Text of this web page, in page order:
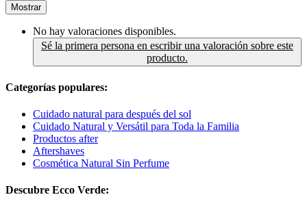
Mostrar
No hay valoraciones disponibles.
Sé la primera persona en escribir una valoración sobre este
producto.
Categorías populares:
Cuidado natural para después del sol
Cuidado Natural y Versátil para Toda la Familia
Productos after
Aftershaves
Cosmética Natural Sin Perfume
Descubre Ecco Verde: